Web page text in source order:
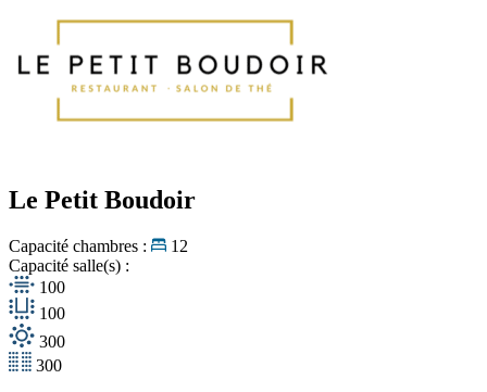
Le Petit Boudoir
Capacité chambres :
12
Capacité salle(s) :
100
100
300
300